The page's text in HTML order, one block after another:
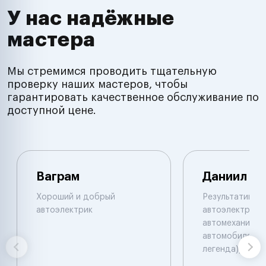
У нас надёжные
мастера
Мы стремимся проводить тщательную
проверку наших мастеров, чтобы
гарантировать качественное обслуживание по
доступной цене.
Ваграм
Хороший и добрый
автоэлектрик
Даниил
автоэлектрик и
автомеханик
автомобилям.
легенда))